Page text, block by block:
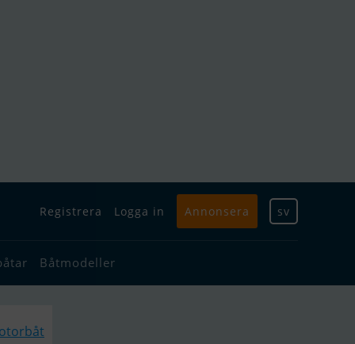
Registrera Logga in Annonsera sv
Båtmodeller